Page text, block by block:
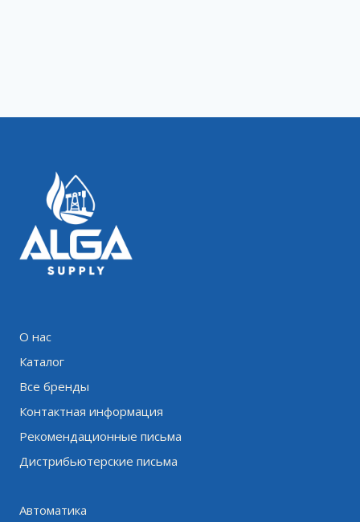
О нас
Каталог
Все бренды
Контактная информация
Рекомендационные письма
Дистрибьютерские письма
Автоматика